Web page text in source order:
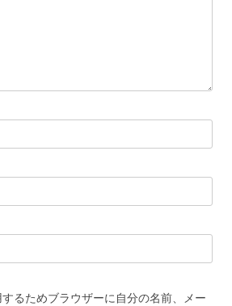
るためブラウザーに自分の名前、メー